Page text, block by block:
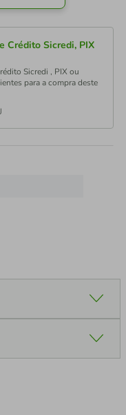
Crédito Sicredi, PIX
Sicredi , PIX ou
para a compra deste